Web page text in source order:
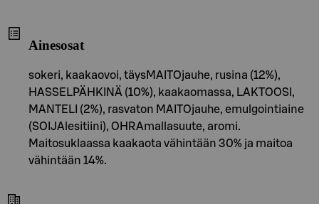
Ainesosat
sokeri, kaakaovoi, täysMAITOjauhe, rusina (12%),
HASSELPÄHKINÄ (10%), kaakaomassa, LAKTOOSI,
MANTELI (2%), rasvaton MAITOjauhe, emulgointiaine
(SOIJAlesitiini), OHRAmallasuute, aromi.
Maitosuklaassa kaakaota vähintään 30% ja maitoa
vähintään 14%.